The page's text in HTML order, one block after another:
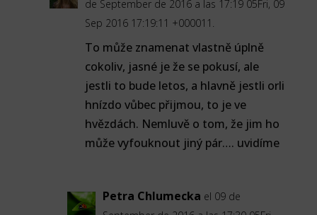
de September de 2016 a las 17:19 05Fri, 09
Sep 2016 17:19:11 +000011.
To může znamenat vlastně úplně
cokoliv, jasné je že se pokusí, ale
jestli to bude letos, a hlavně jestli orli
hnízdo vůbec přijmou, to je ve
hvězdách. Nemluvě o tom, že jim ho
může vyfouknout jiný pár…. uvidíme
Petra Chlumecka el 09 de